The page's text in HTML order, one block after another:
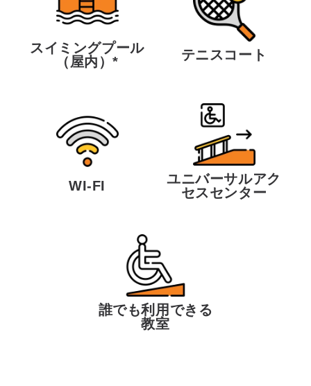
スイミングプール
（屋内）*
テニスコート
WI-FI
ユニバーサルアク
セスセンター
誰でも利用できる
教室